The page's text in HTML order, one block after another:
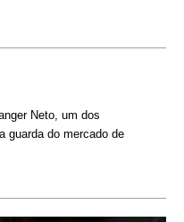
Neto, um dos
guarda do mercado de